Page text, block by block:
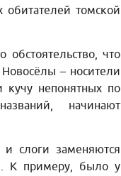
томской
обстоятельство, что
– носители
кучу непонятных по
начинают
слоги заменяются
К примеру, было у